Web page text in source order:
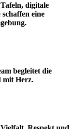
digitale
eine
begleitet die
mit Herz.